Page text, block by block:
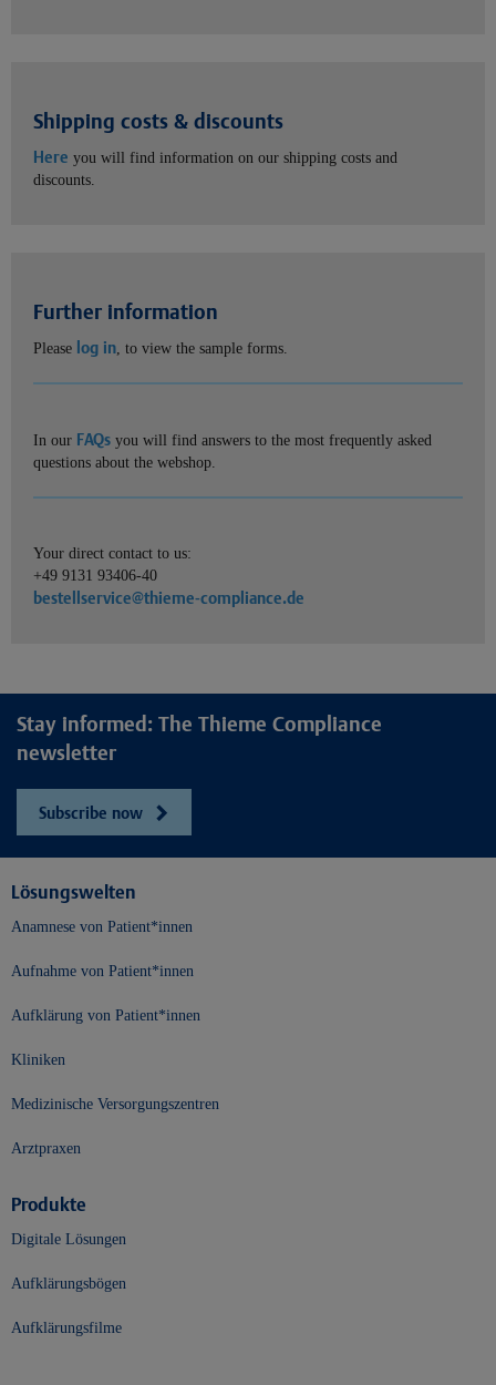
Shipping costs & discounts
Here you will find information on our shipping costs and
discounts.
Further information
Please log in, to view the sample forms.
In our FAQs you will find answers to the most frequently asked
questions about the webshop.
Your direct contact to us:
+49 9131 93406-40
bestellservice@thieme-compliance.de
Stay informed: The Thieme Compliance
newsletter
Subscribe now
Lösungswelten
Anamnese von Patient*innen
Aufnahme von Patient*innen
Aufklärung von Patient*innen
Kliniken
Medizinische Versorgungszentren
Arztpraxen
Produkte
Digitale Lösungen
Aufklärungsbögen
Aufklärungsfilme